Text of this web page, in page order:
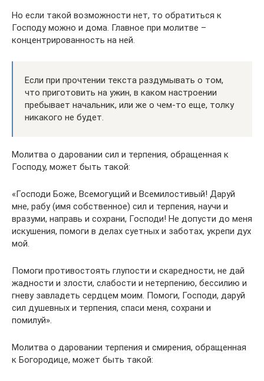
Но если такой возможности нет, то обратиться к
Господу можно и дома. Главное при молитве –
концентрированность на ней.
Если при прочтении текста раздумывать о том,
что приготовить на ужин, в каком настроении
пребывает начальник, или же о чем-то еще, толку
никакого не будет.
Молитва о даровании сил и терпения, обращенная к
Господу, может быть такой:
«Господи Боже, Всемогущий и Всемилостивый! Даруй
мне, рабу (имя собственное) сил и терпения, научи и
вразуми, направь и сохрани, Господи! Не допусти до меня
искушения, помоги в делах суетных и заботах, укрепи дух
мой.
Помоги противостоять глупости и скаредности, не дай
жадности и злости, слабости и нетерпению, бессилию и
гневу завладеть сердцем моим. Помоги, Господи, даруй
сил душевных и терпения, спаси меня, сохрани и
помилуй».
Молитва о даровании терпения и смирения, обращенная
к Богородице, может быть такой: